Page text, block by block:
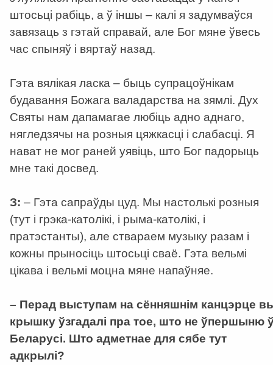
штосьці рабіць, а ў іншы – калі я задумваўся
завязаць з гэтай справай, але Бог мяне ўвесь
час спыняў і вяртаў назад.
Гэта вялікая ласка – быць супрацоўнікам
будавання Божага валадарства на зямлі. Дух
Святы нам дапамагае любіць адно аднаго,
нягледзячы на розныя цяжкасці і слабасці. Я
нават не мог раней уявіць, што Бог падорыць
мне такі досвед.
З: – Гэта сапраўды цуд. Мы настолькі розныя
(тут і грэка-католікі, і рыма-католікі, і
пратэстанты), але ствараем музыку разам і
кожны прыносіць штосьці сваё. Гэта вельмі
цікава і вельмі моцна мяне напаўняе.
– Перад выступам на сённяшнім канцэрце
крышку ўзгадалі пра тое, што не ўпершыню
Беларусі. Што адметнае для сябе тут
адкрылі?